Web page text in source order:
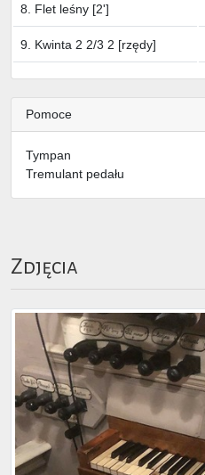
8. Flet leśny [2']
9. Kwinta 2 2/3 2 [rzędy]
Pomoce
Tympan
Tremulant pedału
Zdjęcia